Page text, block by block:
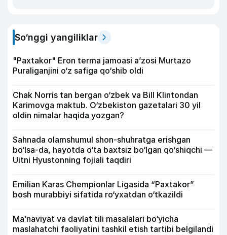
So‘nggi yangiliklar
"Paxtakor" Eron terma jamoasi a’zosi Murtazo
Puraliganjini o‘z safiga qo‘shib oldi
Chak Norris tan bergan o‘zbek va Bill Klintondan
Karimovga maktub. O‘zbekiston gazetalari 30 yil
oldin nimalar haqida yozgan?
Sahnada olamshumul shon-shuhratga erishgan
bo‘lsa-da, hayotda o‘ta baxtsiz bo‘lgan qo‘shiqchi —
Uitni Hyustonning fojiali taqdiri
Emilian Karas Chempionlar Ligasida “Paxtakor”
bosh murabbiyi sifatida ro‘yxatdan o‘tkazildi
Ma’naviyat va davlat tili masalalari bo‘yicha
maslahatchi faoliyatini tashkil etish tartibi belgilandi